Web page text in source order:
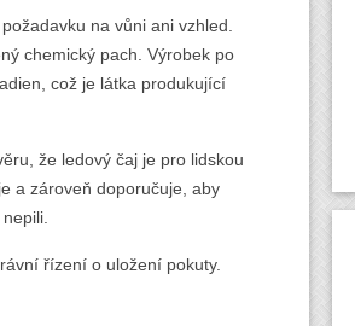
na vůni ani vzhled.
chemický pach. Výrobek po
což je látka produkující
že ledový čaj je pro lidskou
a zároveň doporučuje, aby
řízení o uložení pokuty.